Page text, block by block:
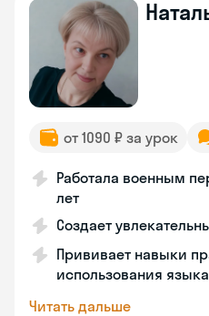
от 1090 ₽ за урок
Работала военным
лет
Создает
Прививает навыки
использования языка
Читать дальше